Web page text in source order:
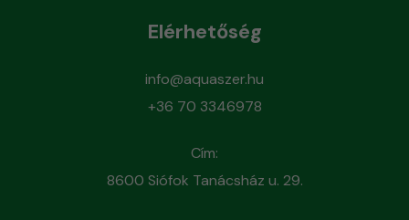
Elérhetőség
info@aquaszer.hu
+36 70 3346978
Cím:
8600 Siófok Tanácsház u. 29.